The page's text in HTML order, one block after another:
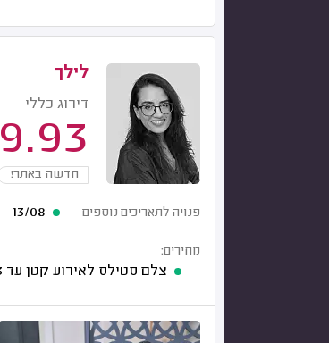
לילך
דירוג כללי
9.93
חדשה באתר!
פנויה לתאריכים נוספים
מחירים:
צלם סטילס לאירוע קטן עד 3 שעות כולל עריכה וללא אלבום